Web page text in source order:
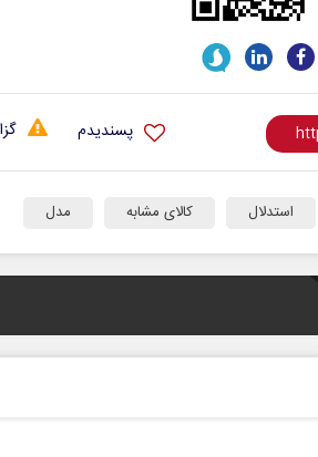
پسندیدم
استدلال کالای مشابه مدل